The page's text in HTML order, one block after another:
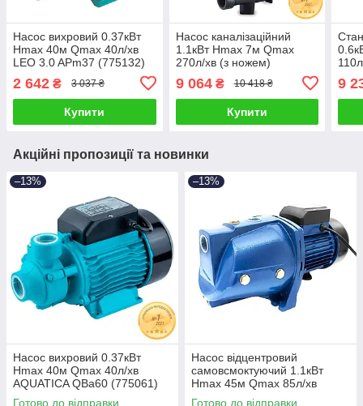
Насос вихровий 0.37кВт
Hmax 40м Qmax 40л/хв
LEO 3.0 APm37 (775132)
2 642 ₴ 3 037 ₴
Купити
Насос каналізаційний
1.1кВт Hmax 7м Qmax
270л/хв (з ножем)
9 064₴ 10 418 ₴
Купити
9
Акційні пропозиції та новинки
–13%
Насос вихровий 0.37кВт
Hmax 40м Qmax 40л/хв
AQUATICA QBa60 (775061)
Готово до відправки
–13%
Насос відцентровий
самовсмоктуючий 1.1кВт
Hmax 45м Qmax 85л/хв
WETRON JSW15M (775035)
Готово до відправки